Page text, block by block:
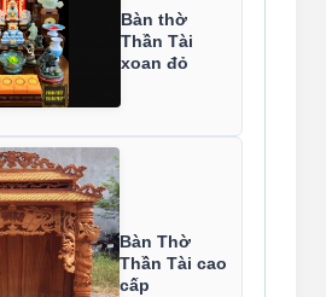
Bàn thờ
Thần Tài
xoan đỏ
Bàn Thờ
Thần Tài cao
cấp